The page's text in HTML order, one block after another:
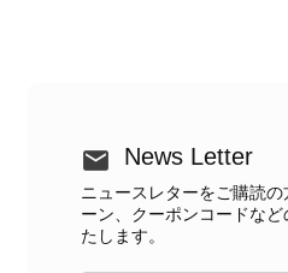
News Letter
ニュースレターをご購読
ーン、クーポンコードな
たします。